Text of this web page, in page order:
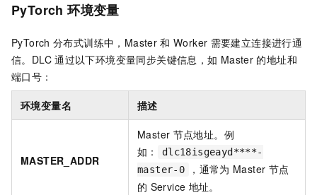
PyTorch 环境变量
PyTorch 分布式训练中，Master 和 Worker 需要建立连接进行通
信。DLC 通过以下环境变量同步关键信息，如 Master 的地址和
端口号：
环境变量名 描述
MASTER_ADDR
Master 节点地址。例
如：
dlc18isgeayd****-
master-0
，通常为 Master 节点
的 Service 地址。